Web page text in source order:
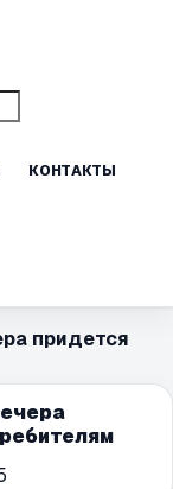
КОНТАКТЫ
придется